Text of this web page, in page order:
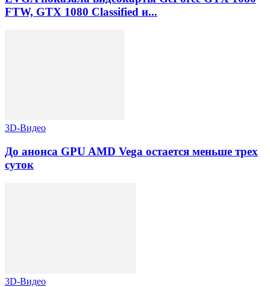
FTW, GTX 1080 Classified и...
3D-Видео
До анонса GPU AMD Vega остается меньше трех
суток
3D-Видео